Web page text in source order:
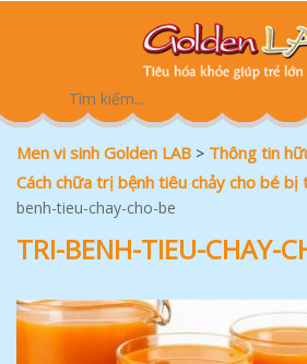
Men vi sinh Golden LAB > Thông tin
Cách chữa trị bệnh tiêu chảy cho bé bị
benh-tieu-chay-cho-be
TRI-BENH-TIEU-CHAY-